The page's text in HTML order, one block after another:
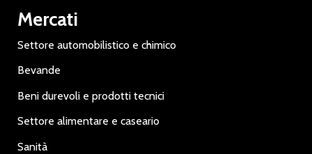
Mercati
Settore automobilistico e chimico
Bevande
Beni durevoli e prodotti tecnici
Settore alimentare e caseario
Sanità